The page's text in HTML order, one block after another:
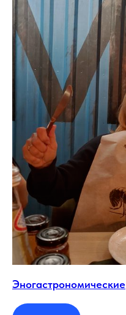
Эногастрономические